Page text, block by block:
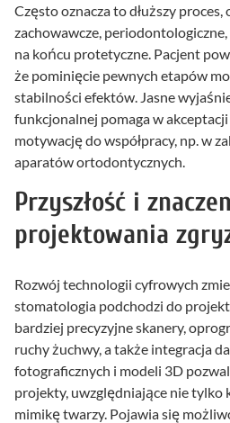
Często oznacza to dłuższy
zachowawcze,
na końcu protetyczne. Pacjent
że pominięcie pewnych etapów
stabilności efektów. Jasne
funkcjonalnej pomaga w
motywację do współpracy, np. w
aparatów ortodontycznych.
Przyszłość i
projektowania
Rozwój technologii cyfrowych
stomatologia podchodzi do
bardziej precyzyjne skanery,
ruchy żuchwy, a także integracja
fotograficznych i modeli 3D
projekty, uwzględniające nie tylko
mimikę twarzy. Pojawia się